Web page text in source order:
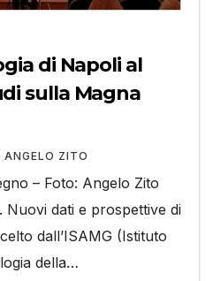
di Napoli al
sulla Magna
ANGELO ZITO
– Foto: Angelo Zito
Nuovi dati e prospettive di
dall’ISAMG (Istituto
della…